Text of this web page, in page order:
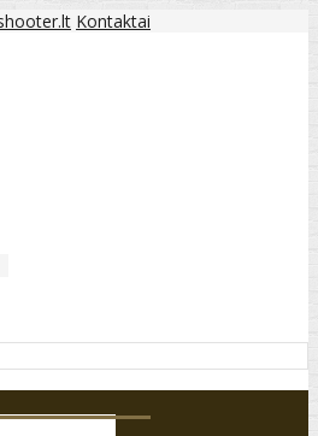
Kontaktai